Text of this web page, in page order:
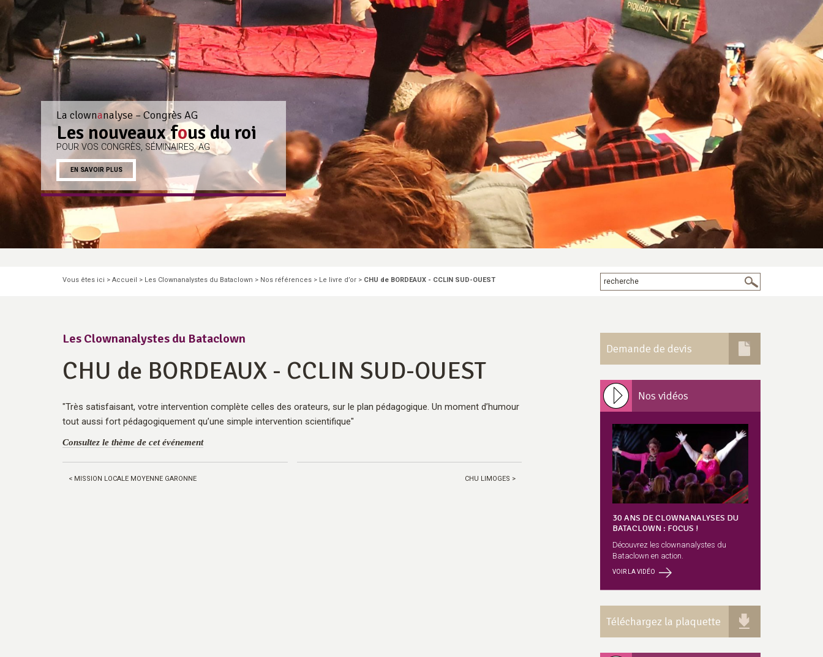
La clownanalyse – Congrès AG
Les nouveaux fous du roi
POUR VOS CONGRÈS, SÉMINAIRES, AG
EN SAVOIR PLUS
Vous êtes ici > Accueil > Les Clownanalystes du Bataclown > Nos références > Le livre d’or > CHU de BORDEAUX - CCLIN SUD-OUEST
Les Clownanalystes du Bataclown
CHU de BORDEAUX - CCLIN SUD-OUEST
"Très satisfaisant, votre intervention complète celles des orateurs, sur le plan pédagogique. Un moment d’humour
tout aussi fort pédagogiquement qu’une simple intervention scientifique"
Consultez le thème de cet événement
< MISSION LOCALE MOYENNE GARONNE CHU LIMOGES >
Demande de devis
Nos vidéos
30 ANS DE CLOWNANALYSES DU
BATACLOWN : FOCUS !
Découvrez les clownanalystes du
Bataclown en action.
VOIR LA VIDÉO
Téléchargez la plaquette